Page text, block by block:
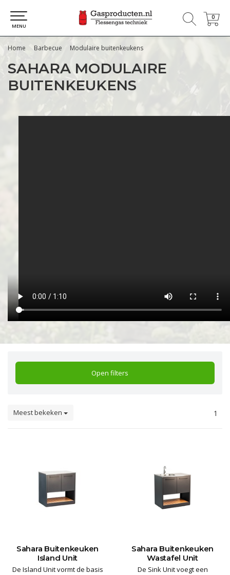
0
0
MENU
Home Barbecue Modulaire buitenkeukens
SAHARA MODULAIRE
BUITENKEUKENS
Open filters
Meest bekeken 1
Sahara Buitenkeuken
Island Unit
De Island Unit vormt de basis
Sahara Buitenkeuken
Wastafel Unit
De Sink Unit voegt een